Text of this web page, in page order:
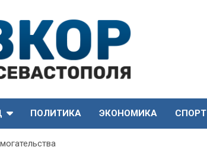
Новости
ПОЛИТИКА ЭКОНОМИКА СПОРТ